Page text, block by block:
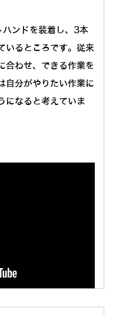
ハンドを装着し、3本
いるところです。従来
合わせ、できる作業を
自分がやりたい作業に
になると考えていま